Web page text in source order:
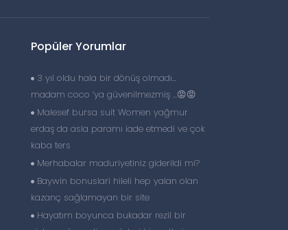
Popüler Yorumlar
3 yıl oldu hala bir dönüş olmadı…
madam coco ‘ya güvenilmezmiş …😡😡
Malesef bursa suit Women yağmur
erdaş da asla paramı iade etmedi ve çok
kaba ters
Merhabalar maduriyetiniz giderildi mi?
Baywin bonuslari hileli hep yalan olan
kazanç sağlamayan bir site
Hayatım boyunca bukadar rezil bir